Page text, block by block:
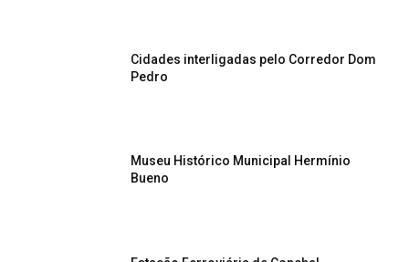
Cidades interligadas pelo Corredor Dom
Pedro
Museu Histórico Municipal Hermínio
Bueno